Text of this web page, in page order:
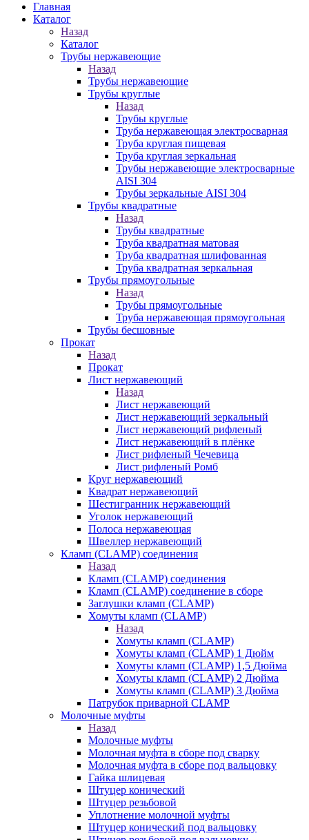
Главная
Каталог
Назад
Каталог
Трубы нержавеющие
Назад
Трубы нержавеющие
Трубы круглые
Назад
Трубы круглые
Труба нержавеющая электросварная
Труба круглая пищевая
Труба круглая зеркальная
Трубы нержавеющие электросварные
AISI 304
Трубы зеркальные AISI 304
Трубы квадратные
Назад
Трубы квадратные
Труба квадратная матовая
Труба квадратная шлифованная
Труба квадратная зеркальная
Трубы прямоугольные
Назад
Трубы прямоугольные
Труба нержавеющая прямоугольная
Трубы бесшовные
Прокат
Назад
Прокат
Лист нержавеющий
Назад
Лист нержавеющий
Лист нержавеющий зеркальный
Лист нержавеющий рифленый
Лист нержавеющий в плёнке
Лист рифленый Чечевица
Лист рифленый Ромб
Круг нержавеющий
Квадрат нержавеющий
Шестигранник нержавеющий
Уголок нержавеющий
Полоса нержавеющая
Швеллер нержавеющий
Кламп (CLAMP) соединения
Назад
Кламп (CLAMP) соединения
Кламп (CLAMP) соединение в сборе
Заглушки кламп (CLAMP)
Хомуты кламп (CLAMP)
Назад
Хомуты кламп (CLAMP)
Хомуты кламп (CLAMP) 1 Дюйм
Хомуты кламп (CLAMP) 1,5 Дюйма
Хомуты кламп (CLAMP) 2 Дюйма
Хомуты кламп (CLAMP) 3 Дюйма
Патрубок приварной CLAMP
Молочные муфты
Назад
Молочные муфты
Молочная муфта в сборе под сварку
Молочная муфта в сборе под вальцовку
Гайка шлицевая
Штуцер конический
Штуцер резьбовой
Уплотнение молочной муфты
Штуцер конический под вальцовку